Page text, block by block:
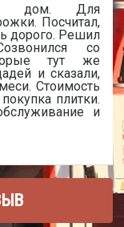
дом. Для
Посчитал,
дорого. Решил
со
тут же
и сказали,
Стоимость
плитки.
и